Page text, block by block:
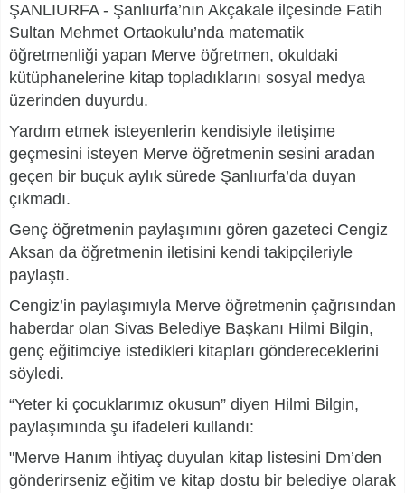
ŞANLIURFA - Şanlıurfa’nın Akçakale ilçesinde Fatih
Sultan Mehmet Ortaokulu’nda matematik
öğretmenliği yapan Merve öğretmen, okuldaki
kütüphanelerine kitap topladıklarını sosyal medya
üzerinden duyurdu.
Yardım etmek isteyenlerin kendisiyle iletişime
geçmesini isteyen Merve öğretmenin sesini aradan
geçen bir buçuk aylık sürede Şanlıurfa’da duyan
çıkmadı.
Genç öğretmenin paylaşımını gören gazeteci Cengiz
Aksan da öğretmenin iletisini kendi takipçileriyle
paylaştı.
Cengiz’in paylaşımıyla Merve öğretmenin çağrısından
haberdar olan Sivas Belediye Başkanı Hilmi Bilgin,
genç eğitimciye istedikleri kitapları göndereceklerini
söyledi.
“Yeter ki çocuklarımız okusun” diyen Hilmi Bilgin,
paylaşımında şu ifadeleri kullandı:
"Merve Hanım ihtiyaç duyulan kitap listesini Dm’den
gönderirseniz eğitim ve kitap dostu bir belediye olarak